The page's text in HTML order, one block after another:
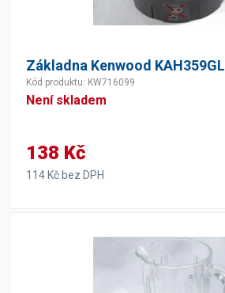
Základna Kenwood KAH359GL
Kód produktu: KW716099
Není skladem
138 Kč
114 Kč bez DPH